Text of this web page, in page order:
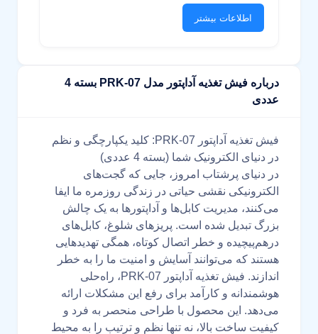
اطلاعات بیشتر
درباره فیش تغذیه آداپتور مدل PRK-07 بسته 4
عددی
فیش تغذیه آداپتور PRK-07: کلید یکپارچگی و نظم
در دنیای الکترونیک شما (بسته 4 عددی)
در دنیای پرشتاب امروز، جایی که گجت‌های
الکترونیکی نقشی حیاتی در زندگی روزمره ما ایفا
می‌کنند، مدیریت کابل‌ها و آداپتورها به یک چالش
بزرگ تبدیل شده است. پریزهای شلوغ، کابل‌های
درهم‌پیچیده و خطر اتصال کوتاه، همگی تهدیدهایی
هستند که می‌توانند آسایش و امنیت ما را به خطر
اندازند. فیش تغذیه آداپتور PRK-07، راه‌حلی
هوشمندانه و کارآمد برای رفع این مشکلات ارائه
می‌دهد. این محصول با طراحی منحصر به فرد و
کیفیت ساخت بالا، نه تنها نظم و ترتیب را به محیط